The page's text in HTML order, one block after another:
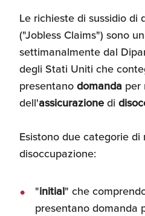
Media
aziende italiane
assistite da
Branding e
Comunicazione
e Accesso al
Apertura
Le richieste di sussidio di
("Jobless Claims") sono
settimanalmente dal
degli Stati Uniti che
presentanodomanda per
dell'assicurazionedi
Esistono due categorie di
disoccupazione:
"initial" che
presentano domanda